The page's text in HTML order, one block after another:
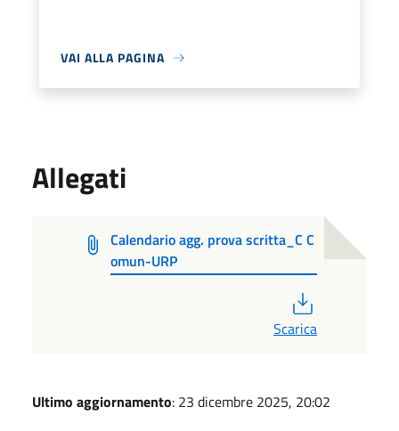
VAI ALLA PAGINA
Allegati
Calendario agg. prova scritta_C C
omun-URP
Scarica
Ultimo aggiornamento: 23 dicembre 2025, 20:02